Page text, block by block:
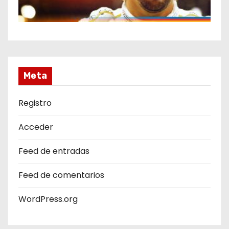
Meta
Registro
Acceder
Feed de entradas
Feed de comentarios
WordPress.org